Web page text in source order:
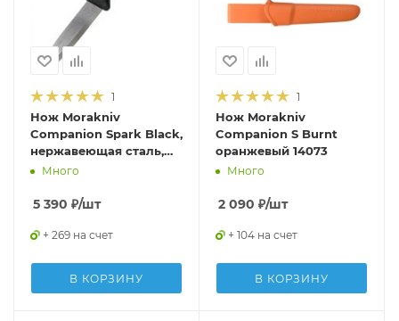
1
Нож Morakniv
Companion Spark Black,
нержавеющая сталь,
13567
Много
5 390 ₽/шт
+ 269 на счет
В КОРЗИНУ
1
Нож Morakniv
Companion S Burnt
оранжевый 14073
Много
2 090 ₽/шт
+ 104 на счет
В КОРЗИНУ